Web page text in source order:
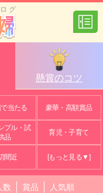
グ
懸賞のコツ
当たる 豪華・高額賞品
プル・試
品
育児・子育て
間近 [もっと見る▼]
数 賞品 人気順